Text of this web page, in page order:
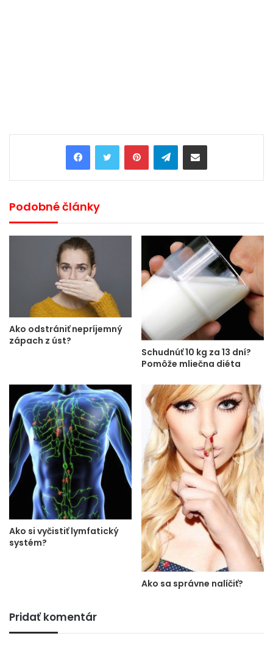
PinterestTelegramShare via Email
Podobné články
Ako odstrániť nepríjemný
zápach z úst?
Schudnúť 10 kg za 13 dní?
Pomôže mliečna diéta
Ako si vyčistiť lymfatický
systém?
Ako sa správne nalíčiť?
Pridať komentár